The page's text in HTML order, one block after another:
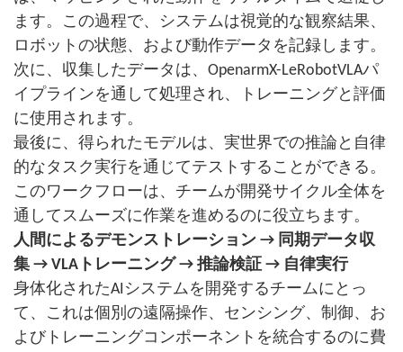
ます。この過程で、システムは視覚的な観察結果、
ロボットの状態、および動作データを記録します。
次に、収集したデータは、OpenarmX-LeRobotVLAパ
イプラインを通して処理され、トレーニングと評価
に使用されます。
最後に、得られたモデルは、実世界での推論と自律
的なタスク実行を通じてテストすることができる。
このワークフローは、チームが開発サイクル全体を
通してスムーズに作業を進めるのに役立ちます。
人間によるデモンストレーション → 同期データ収
集 → VLAトレーニング → 推論検証 → 自律実行
身体化されたAIシステムを開発するチームにとっ
て、これは個別の遠隔操作、センシング、制御、お
よびトレーニングコンポーネントを統合するのに費